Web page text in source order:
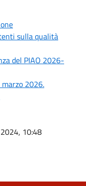
sulla qualità
del PIAO 2026-
2026.
10:48